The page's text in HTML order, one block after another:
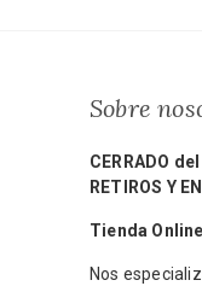
Sobre
CERRADO
RETIROS Y
Tienda Online
Nos